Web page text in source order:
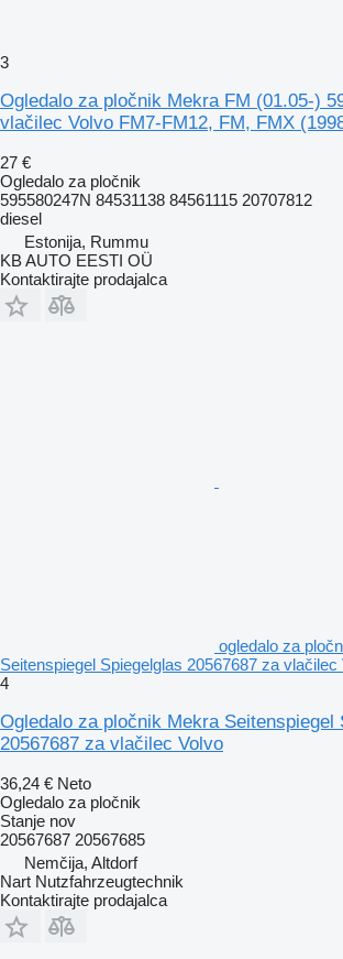
3
Ogledalo za pločnik Mekra FM (01.05-)
vlačilec Volvo FM7-FM12, FM, FMX
27 €
Ogledalo za pločnik
595580247N 84531138 84561115 20707812
diesel
Estonija, Rummu
KB AUTO EESTI OÜ
Kontaktirajte prodajalca
ogledalo za
Seitenspiegel Spiegelglas 20567687 za vlačilec
4
Ogledalo za pločnik Mekra Seitenspiegel
20567687 za vlačilec Volvo
36,24 € Neto
Ogledalo za pločnik
Stanje nov
20567687 20567685
Nemčija, Altdorf
Nart Nutzfahrzeugtechnik
Kontaktirajte prodajalca